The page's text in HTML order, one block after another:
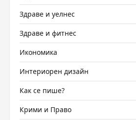
Здраве и уелнес
Здраве и фитнес
Икономика
Интериорен дизайн
Как се пише?
Крими и Право